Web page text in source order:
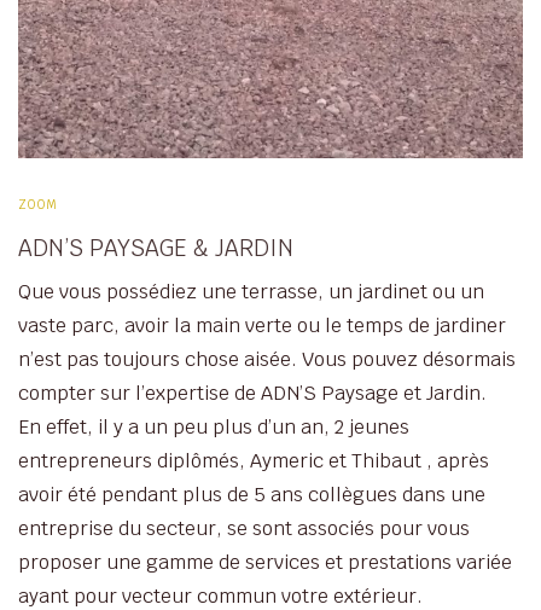
ZOOM
ADN’S PAYSAGE & JARDIN
Que vous possédiez une terrasse, un jardinet ou un
vaste parc, avoir la main verte ou le temps de jardiner
n’est pas toujours chose aisée. Vous pouvez désormais
compter sur l’expertise de ADN’S Paysage et Jardin.
En effet, il y a un peu plus d’un an, 2 jeunes
entrepreneurs diplômés, Aymeric et Thibaut , après
avoir été pendant plus de 5 ans collègues dans une
entreprise du secteur, se sont associés pour vous
proposer une gamme de services et prestations variée
ayant pour vecteur commun votre extérieur.